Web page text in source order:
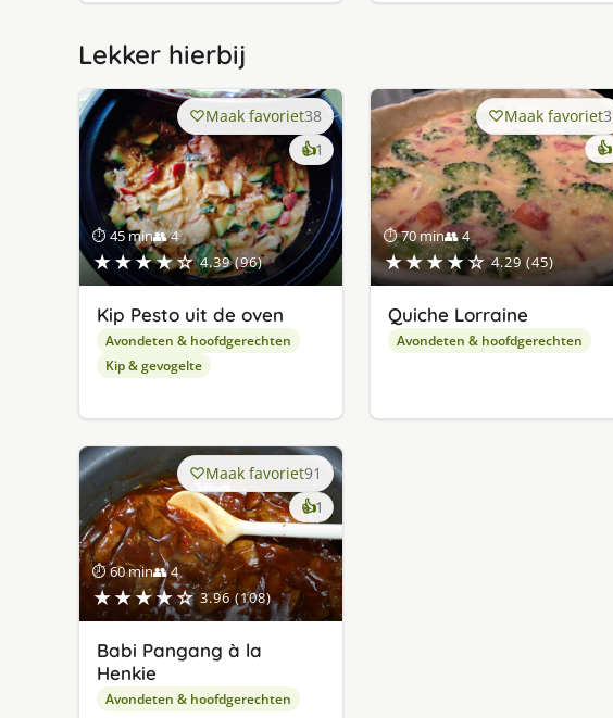
Lekker hierbij
⏱ 45 min👥 4
★★★★☆ 4.39 (96)
Maak favoriet38
👍1keer
lekker
gevonden
Kip Pesto uit de oven
Avondeten & hoofdgerechten
Kip & gevogelte
⏱ 70 min👥 4
★★★★☆ 4.29 (45)
Maak favoriet3
👍
Quiche Lorraine
Avondeten & hoofdgerechten
⏱ 60 min👥 4
★★★★☆ 3.96 (108)
Maak favoriet91
👍1keer
lekker
gevonden
Babi Pangang à la
Henkie
Avondeten & hoofdgerechten